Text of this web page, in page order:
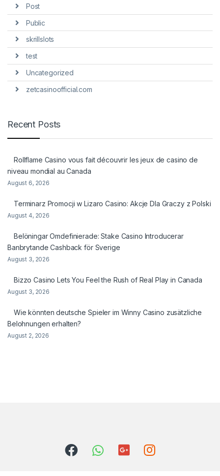
Post
Public
skrillslots
test
Uncategorized
zetcasinoofficial.com
Recent Posts
Rollflame Casino vous fait découvrir les jeux de casino de
niveau mondial au Canada
August 6, 2026
Terminarz Promocji w Lizaro Casino: Akcje Dla Graczy z Polski
August 4, 2026
Belöningar Omdefinierade: Stake Casino Introducerar
Banbrytande Cashback för Sverige
August 3, 2026
Bizzo Casino Lets You Feel the Rush of Real Play in Canada
August 3, 2026
Wie könnten deutsche Spieler im Winny Casino zusätzliche
Belohnungen erhalten?
August 2, 2026